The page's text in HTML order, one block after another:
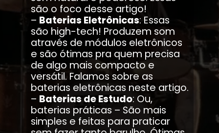
são o foco desse artigo!
– Baterias Eletrônicas: Essas
são high-tech! Produzem som
através de módulos eletrônicos
e são ótimas pra quem precisa
de algo mais compacto e
versátil. Falamos sobre as
baterias eletrônicas neste artigo.
– Baterias de Estudo: Ou,
baterias práticas – São mais
simples e feitas para praticar